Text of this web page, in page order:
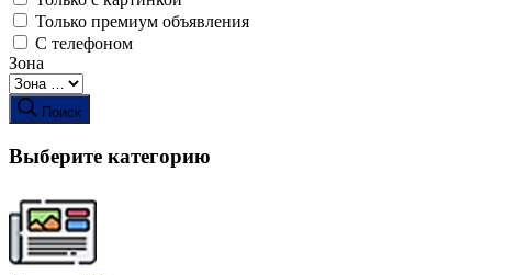
Только премиум объявления
С телефоном
Зона
Поиск
Выберите категорию